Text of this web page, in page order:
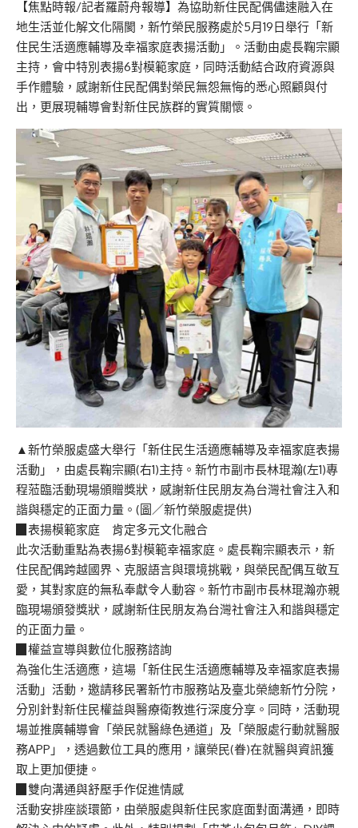
【焦點時報/記者羅蔚舟報導】為協助新住民配偶儘速融入在
地生活並化解文化隔閡，新竹榮民服務處於5月19日舉行「新
住民生活適應輔導及幸福家庭表揚活動」。活動由處長鞠宗顯
主持，會中特別表揚6對模範家庭，同時活動結合政府資源與
手作體驗，感謝新住民配偶對榮民無怨無悔的悉心照顧與付
出，更展現輔導會對新住民族群的實質關懷。
▲新竹榮服處盛大舉行「新住民生活適應輔導及幸福家庭表揚
活動」，由處長鞠宗顯(右1)主持。新竹市副市長林琨瀚(左1)專
程蒞臨活動現場頒贈獎狀，感謝新住民朋友為台灣社會注入和
諧與穩定的正面力量。(圖／新竹榮服處提供)
▉表揚模範家庭 肯定多元文化融合
此次活動重點為表揚6對模範幸福家庭。處長鞠宗顯表示，新
住民配偶跨越國界、克服語言與環境挑戰，與榮民配偶互敬互
愛，其對家庭的無私奉獻令人動容。新竹市副市長林琨瀚亦親
臨現場頒發獎狀，感謝新住民朋友為台灣社會注入和諧與穩定
的正面力量。
▉權益宣導與數位化服務諮詢
為強化生活適應，這場「新住民生活適應輔導及幸福家庭表揚
活動」活動，邀請移民署新竹市服務站及臺北榮總新竹分院，
分別針對新住民權益與醫療衛教進行深度分享。同時，活動現
場並推廣輔導會「榮民就醫綠色通道」及「榮服處行動就醫服
務APP」，透過數位工具的應用，讓榮民(眷)在就醫與資訊獲
取上更加便捷。
▉雙向溝通與舒壓手作促進情感
活動安排座談環節，由榮服處與新住民家庭面對面溝通，即時